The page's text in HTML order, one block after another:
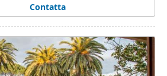
Contatta